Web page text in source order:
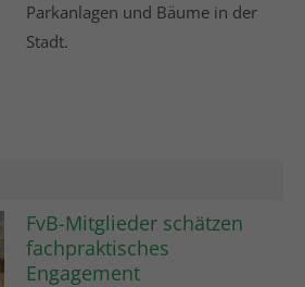
Parkanlagen und Bäume in der
Stadt.
FvB-Mitglieder schätzen
fachpraktisches
Engagement